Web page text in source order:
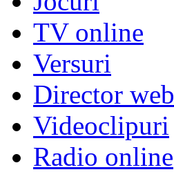
TV online
Versuri
Director web
Videoclipuri
Radio online